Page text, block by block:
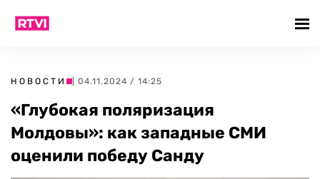
НОВОСТИ | 04.11.2024 / 14:25
«Глубокая поляризация
Молдовы»: как западные СМИ
оценили победу Санду